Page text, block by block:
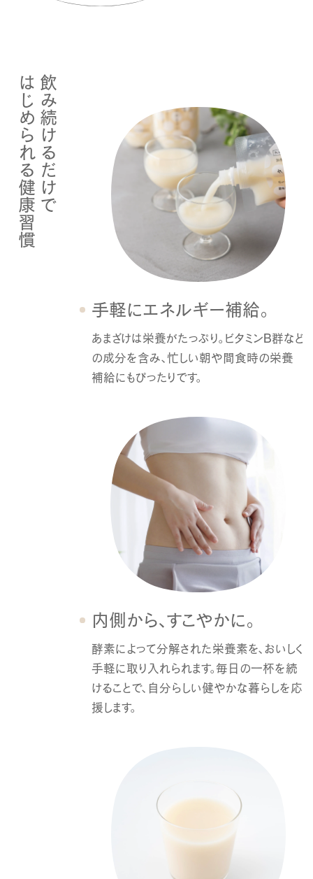
飲み続けるだけで
はじめられる健康習慣
手軽にエネルギー補給。
あまざけは栄養がたっぷり。 ビタミンB群など
の成分を含み、 忙しい朝や間食時の栄養
補給にもぴったりです。
内側から、すこやかに。
酵素によって分解された栄養素を、 おいしく
手軽に取り入れられます。 毎日の一杯を続
けることで、 自分らしい健やかな暮らしを応
援します。